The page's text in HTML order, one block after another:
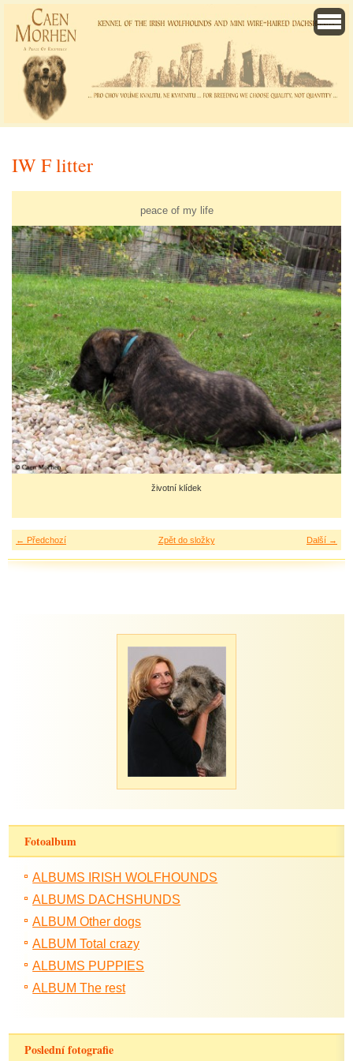
IW F litter
peace of my life
životní klídek
← Předchozí Další →
Zpět do složky
Fotoalbum
ALBUMS IRISH WOLFHOUNDS
ALBUMS DACHSHUNDS
ALBUM Other dogs
ALBUM Total crazy
ALBUMS PUPPIES
ALBUM The rest
Poslední fotografie